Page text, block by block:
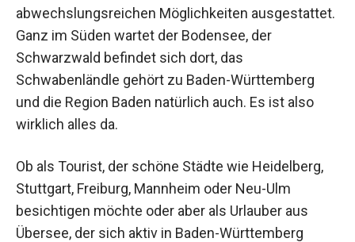
abwechslungsreichen Möglichkeiten ausgestattet.
Ganz im Süden wartet der Bodensee, der
Schwarzwald befindet sich dort, das
Schwabenländle gehört zu Baden-Württemberg
und die Region Baden natürlich auch. Es ist also
wirklich alles da.
Ob als Tourist, der schöne Städte wie Heidelberg,
Stuttgart, Freiburg, Mannheim oder Neu-Ulm
besichtigen möchte oder aber als Urlauber aus
Übersee, der sich aktiv in Baden-Württemberg